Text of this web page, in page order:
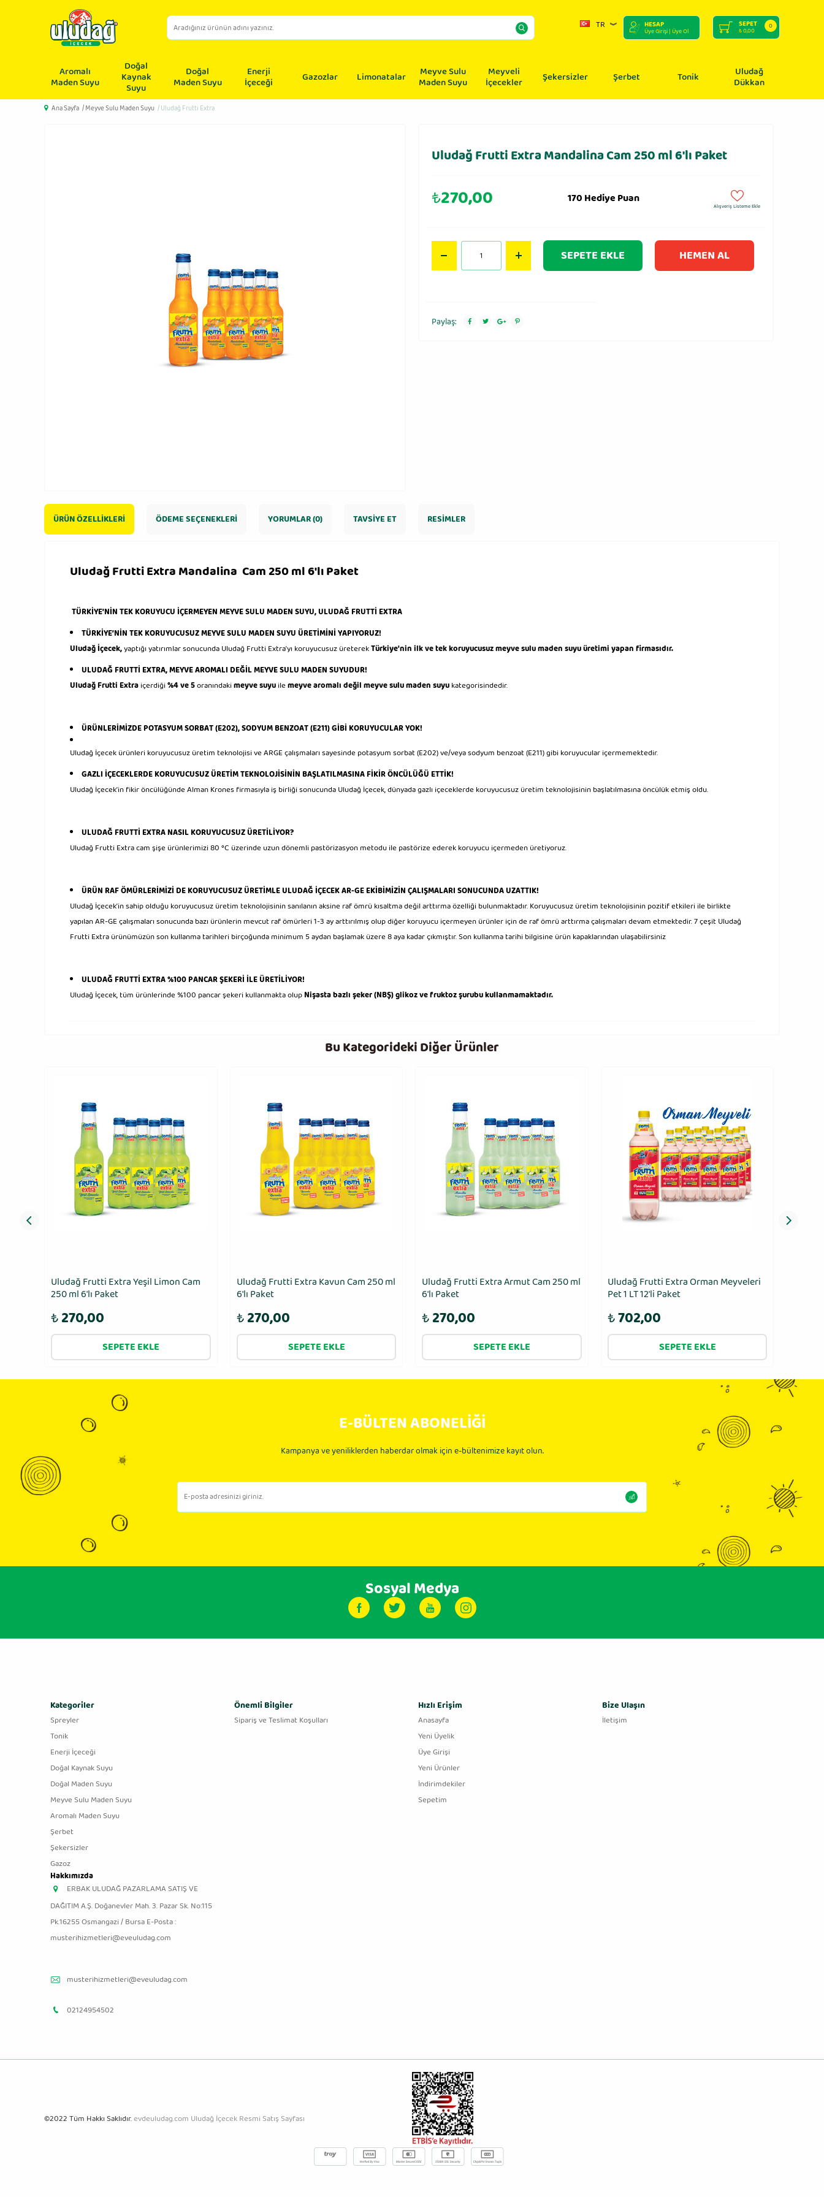
SEPET
₺0,00 0
HESAP
Üye Girişi| Üye Ol
TR
Aromalı
Maden Suyu
Doğal
Kaynak
Suyu
Doğal
Maden Suyu
Enerji
İçeceği Gazozlar Limonatalar Meyve Sulu
Maden Suyu
Meyveli
İçecekler Şekersizler Şerbet Tonik Uludağ
Dükkan
Ana Sayfa / Meyve Sulu Maden Suyu / Uludağ Frutti Extra
Uludağ Frutti Extra Mandalina Cam 250 ml 6′lı Paket
₺270,00 170 Hediye Puan Alışveriş Listeme Ekle
SEPETE EKLE HEMEN AL
Paylaş:
ÜRÜN ÖZELLIKLERI ÖDEME SEÇENEKLERI YORUMLAR (0) TAVSIYE ET RESIMLER
Uludağ Frutti Extra Mandalina Cam 250 ml 6'lı Paket
TÜRKİYE’NİN TEK KORUYUCU İÇERMEYEN MEYVE SULU MADEN SUYU, ULUDAĞ FRUTTİ EXTRA
TÜRKİYE’NİN TEK KORUYUCUSUZ MEYVE SULU MADEN SUYU ÜRETİMİNİ YAPIYORUZ!
Uludağ İçecek,yaptığı yatırımlar sonucunda Uludağ Frutti Extra’yı koruyucusuz üreterekTürkiye'nin ilk ve tek koruyucusuz meyve sulu maden suyu üretimi yapan firmasıdır.
ULUDAĞ FRUTTİ EXTRA, MEYVE AROMALI DEĞİL MEYVE SULU MADEN SUYUDUR!
Uludağ Frutti Extraiçerdiği%4 ve 5oranındakimeyve suyuilemeyve aromalı değil meyve sulu maden suyukategorisindedir.
ÜRÜNLERİMİZDE POTASYUM SORBAT (E202), SODYUM BENZOAT (E211) GİBİ KORUYUCULAR YOK!
Uludağ İçecek ürünleri koruyucusuz üretim teknolojisi ve ARGE çalışmaları sayesinde potasyum sorbat (E202) ve/veya sodyum benzoat (E211) gibi koruyucular içermemektedir.
GAZLI İÇECEKLERDE KORUYUCUSUZ ÜRETİM TEKNOLOJİSİNİN BAŞLATILMASINA FİKİR ÖNCÜLÜĞÜ ETTİK!
Uludağ İçecek’in fikir öncülüğünde Alman Krones firmasıyla iş birliği sonucunda Uludağ İçecek, dünyada gazlı içeceklerde koruyucusuz üretim teknolojisinin başlatılmasına öncülük etmiş oldu.
ULUDAĞ FRUTTİ EXTRA NASIL KORUYUCUSUZ ÜRETİLİYOR?
Uludağ Frutti Extra cam şişe ürünlerimizi 80 °C üzerinde uzun dönemli pastörizasyon metodu ile pastörize ederek koruyucu içermeden üretiyoruz.
ÜRÜN RAF ÖMÜRLERİMİZİ DE KORUYUCUSUZ ÜRETİMLE ULUDAĞ İÇECEK AR-GE EKİBİMİZİN ÇALIŞMALARI SONUCUNDA UZATTIK!
Uludağ İçecek’in sahip olduğu koruyucusuz üretim teknolojisinin sanılanın aksine raf ömrü kısaltma değil arttırma özelliği bulunmaktadır. Koruyucusuz üretim teknolojisinin pozitif etkileri ile birlikte
yapılan AR-GE çalışmaları sonucunda bazı ürünlerin mevcut raf ömürleri 1-3 ay arttırılmış olup diğer koruyucu içermeyen ürünler için de raf ömrü arttırma çalışmaları devam etmektedir. 7 çeşit Uludağ
Frutti Extra ürünümüzün son kullanma tarihleri birçoğunda minimum 5 aydan başlamak üzere 8 aya kadar çıkmıştır. Son kullanma tarihi bilgisine ürün kapaklarından ulaşabilirsiniz
ULUDAĞ FRUTTİ EXTRA %100 PANCAR ŞEKERİ İLE ÜRETİLİYOR!
Uludağ İçecek, tüm ürünlerinde %100 pancar şekeri kullanmakta olupNişasta bazlı şeker (NBŞ) glikoz ve fruktoz şurubu kullanmamaktadır.
Bu Kategorideki Diğer Ürünler
Uludağ Frutti Extra Yeşil Limon Cam
250 ml 6′lı Paket
₺270,00
SEPETE EKLE
Uludağ Frutti Extra Kavun Cam 250 ml
6′lı Paket
₺270,00
SEPETE EKLE
Uludağ Frutti Extra Armut Cam 250 ml
6′lı Paket
₺270,00
SEPETE EKLE
Uludağ Frutti Extra Orman Meyveleri
Pet 1 LT 12'li Paket
₺702,00
SEPETE EKLE
E-BÜLTEN ABONELİĞİ
Kampanya ve yeniliklerden haberdar olmak için e-bültenimize kayıt olun.
Sosyal Medya
Kategoriler
Spreyler
Tonik
Enerji İçeceği
Doğal Kaynak Suyu
Doğal Maden Suyu
Meyve Sulu Maden Suyu
Aromalı Maden Suyu
Şerbet
Şekersizler
Gazoz
Önemli Bilgiler
Sipariş ve Teslimat Koşulları
Hızlı Erişim
Anasayfa
Yeni Üyelik
Üye Girişi
Yeni Ürünler
İndirimdekiler
Sepetim
Bize Ulaşın
İletişim
Hakkımızda
ERBAK ULUDAĞ PAZARLAMA SATIŞ VE
DAĞITIM A.Ş. Doğanevler Mah. 3. Pazar Sk. No:115
Pk.16255 Osmangazi / Bursa E-Posta :
musterihizmetleri@eveuludag.com
musterihizmetleri@eveuludag.com
02124954502
©2022 Tüm Hakkı Saklıdır.evdeuludag.com Uludağ İçecek Resmi Satış Sayfası